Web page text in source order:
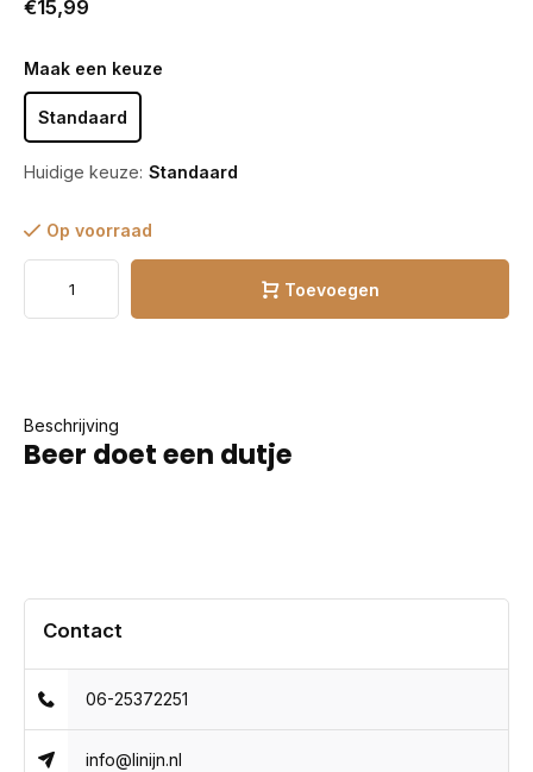
€15,99
Maak een keuze
Standaard
Huidige keuze: Standaard
Op voorraad
Toevoegen
Beschrijving
Beer doet een dutje
Contact
06-25372251
info@linijn.nl